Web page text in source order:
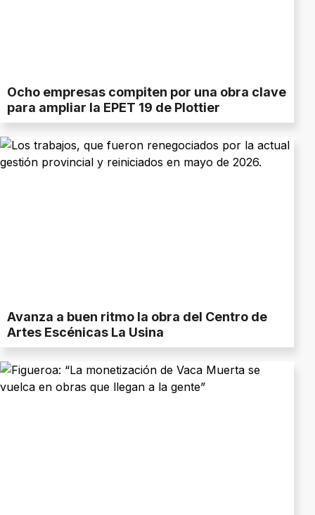
Ocho empresas compiten por una obra clave
para ampliar la EPET 19 de Plottier
Avanza a buen ritmo la obra del Centro de
Artes Escénicas La Usina